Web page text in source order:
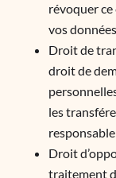
révoquer
vos
Droit de
droit de
les
Droit
traitement